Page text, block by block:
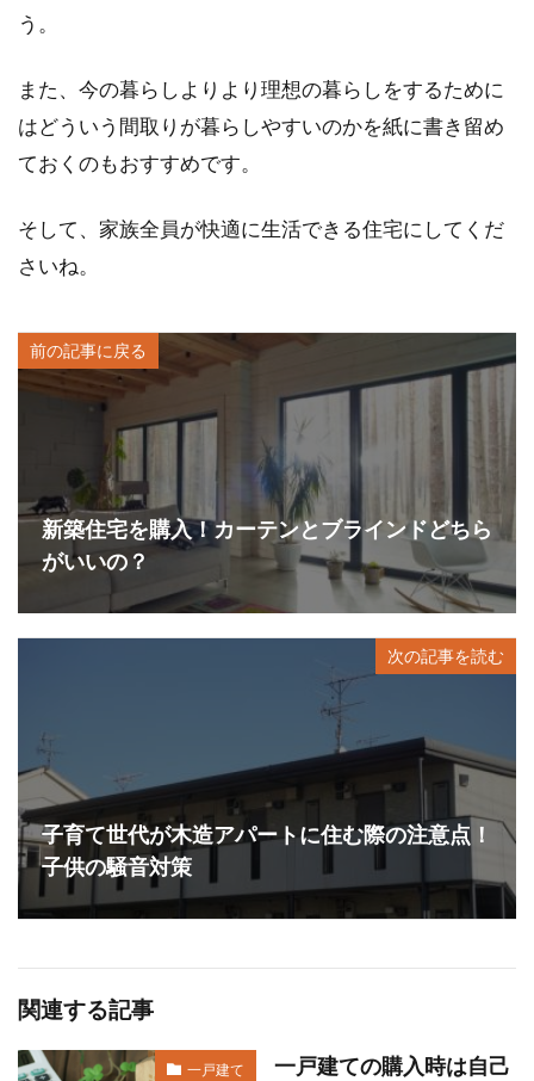
う。
また、今の暮らしよりより理想の暮らしをするために
はどういう間取りが暮らしやすいのかを紙に書き留め
ておくのもおすすめです。
そして、家族全員が快適に生活できる住宅にしてくだ
さいね。
前の記事に戻る
新築住宅を購入！カーテンとブラインドどちら
がいいの？
次の記事を読む
子育て世代が木造アパートに住む際の注意点！
子供の騒音対策
関連する記事
一戸建て
一戸建ての購入時は自己